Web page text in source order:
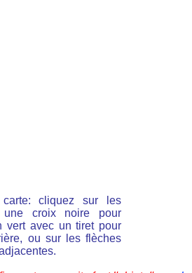
cliquez sur les
une croix noire pour
vert avec un tiret pour
ou sur les flèches